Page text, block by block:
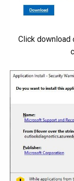
Click download